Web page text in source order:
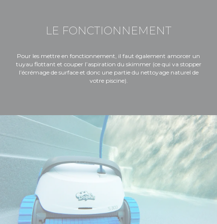
LE FONCTIONNEMENT
Pour les mettre en fonctionnement, il faut également amorcer un
tuyau flottant et couper l’aspiration du skimmer (ce qui va stopper
l’écrémage de surface et donc une partie du nettoyage naturel de
votre piscine).